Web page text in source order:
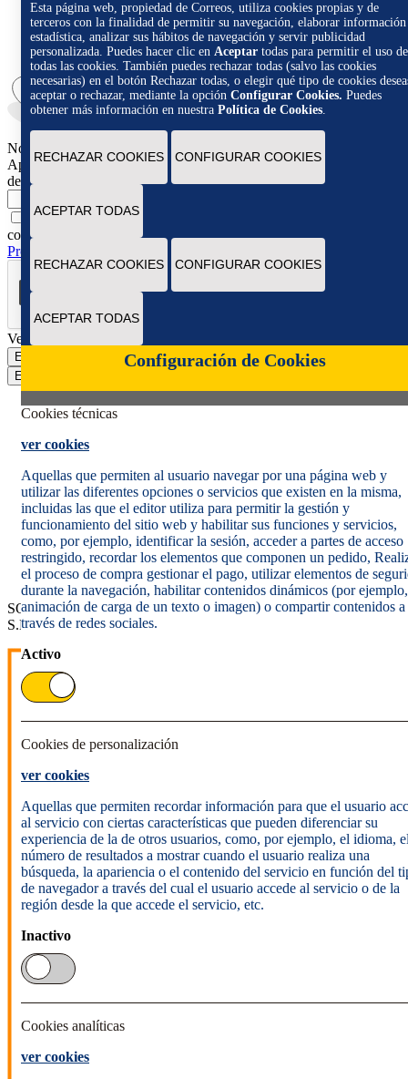
Novedades
Apúntate para recibir novedades, promociones y ofertas exclusivas
de Correos Market
Marcando esta casilla consiento la remisión de las
comunicaciones comerciales de acuerdo con laPolítica de
Protección de datos Novedades de Correos Market
Verificación reCAPTCHA
Enviar
Enviar
Política de cookies
Aviso legal
Condiciones del servicio
Política de Privacidad Web
Informe de transparencia
SOCIEDAD ESTATAL CORREOS Y TELÉGRAFOS, S.A.,
S.M.E. Todos los derechos reservados.
Esta página web, propiedad de Correos, utiliza cookies propias y de
terceros con la finalidad de permitir su navegación, elaborar información
estadística, analizar sus hábitos de navegación y servir publicidad
personalizada. Puedes hacer clic en Aceptar todas para permitir el uso de
todas las cookies. También puedes rechazar todas (salvo las cookies
necesarias) en el botón Rechazar todas, o elegir qué tipo de cookies
aceptar o rechazar, mediante la opción Configurar Cookies. Puedes
obtener más información en nuestra Política de Cookies.
RECHAZAR COOKIES CONFIGURAR COOKIES
ACEPTAR TODAS
RECHAZAR COOKIES CONFIGURAR COOKIES
ACEPTAR TODAS
Configuración de Cookies
Cookies técnicas
ver cookies
Aquellas que permiten al usuario navegar por una página web y
utilizar las diferentes opciones o servicios que existen en la misma,
incluidas las que el editor utiliza para permitir la gestión y
funcionamiento del sitio web y habilitar sus funciones y servicios,
como, por ejemplo, identificar la sesión, acceder a partes de acceso
restringido, recordar los elementos que componen un pedido,
el proceso de compra gestionar el pago, utilizar elementos de
durante la navegación, habilitar contenidos dinámicos (por ejemplo,
animación de carga de un texto o imagen) o compartir contenidos a
través de redes sociales.
Activo
Cookies de personalización
ver cookies
Aquellas que permiten recordar información para que el usuario
al servicio con ciertas características que pueden diferenciar su
experiencia de la de otros usuarios, como, por ejemplo, el idioma,
número de resultados a mostrar cuando el usuario realiza una
búsqueda, la apariencia o el contenido del servicio en función del
de navegador a través del cual el usuario accede al servicio o de la
región desde la que accede el servicio, etc.
Inactivo
Cookies analíticas
ver cookies